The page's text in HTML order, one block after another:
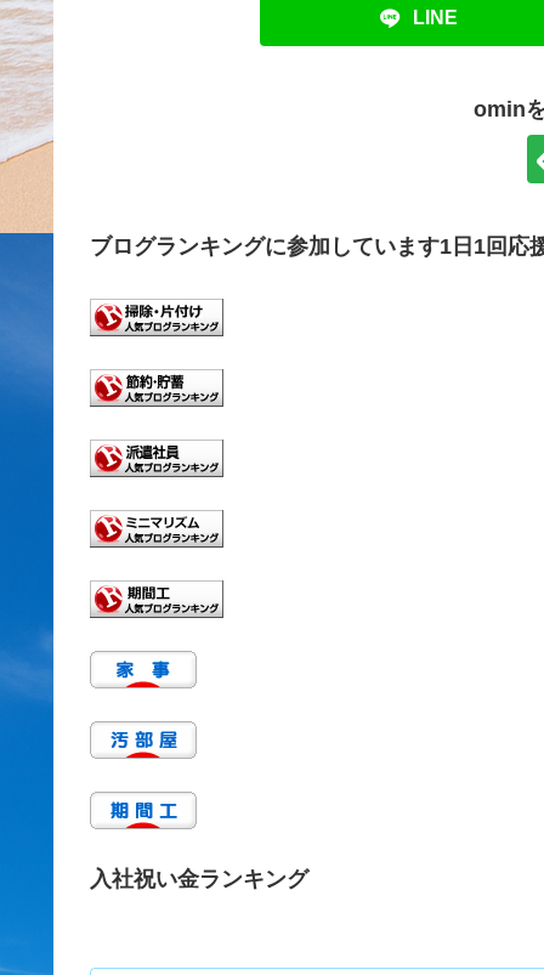
LINE
omin
ブログランキングに参加しています1日1回応
入社祝い金ランキング